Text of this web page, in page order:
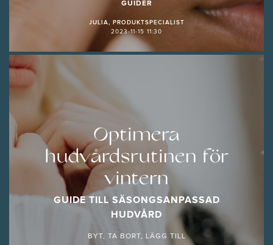
GUIDER
JULIA, PRODUKTSPECIALIST
2023-11-15 11:30
Optimera
hudvårdsrutinen för
vintern
GUIDE TILL SÄSONGSANPASSAD
HUDVÅRD
BYT, TA BORT, LÄGG TILL